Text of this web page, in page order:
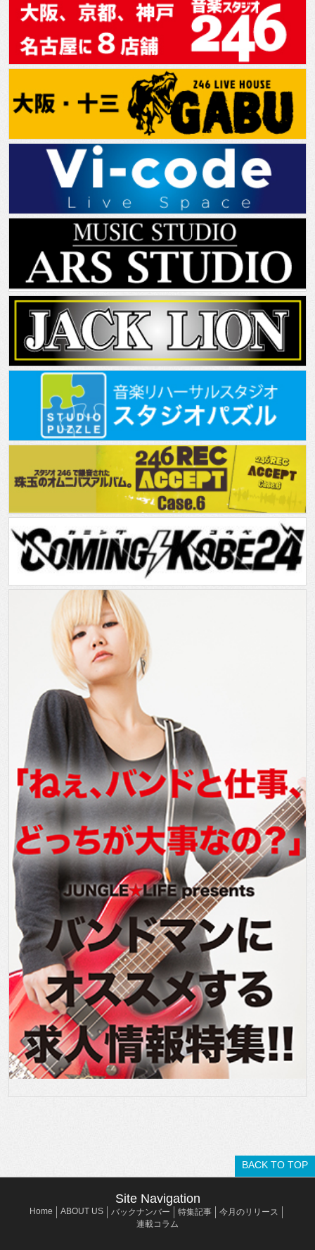
BACK TO TOP
Site Navigation
Home ABOUT US バックナンバー 特集記事
今月のリリース
連載コラム